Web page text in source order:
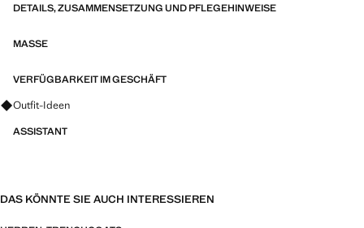
verstauen. Verstellbare Kapuze mit Kordelzug und abnehmbarer
Reißverschluss mit Blende. Zwei Seitentaschen mit Reißverschluss.
technischen Fasern. Diese Auswahl bietet eine breite Palette an
fortschrittlichen Eigenschaften wie Bi-Stretch-Stoffe, schnell
DETAILS, ZUSAMMENSETZUNG UND PFLEGEHINWEISE
MASSE
VERFÜGBARKEIT IM GESCHÄFT
Fragen zu Looks, Kleidungsstücken und Trends
Outfit-Ideen
ASSISTANT
DAS KÖNNTE SIE AUCH INTERESSIEREN